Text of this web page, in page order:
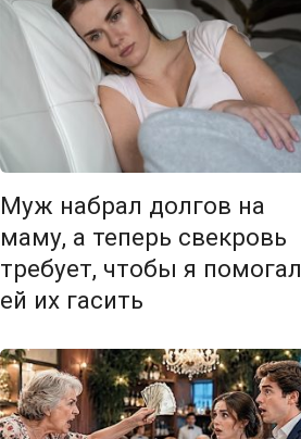
Муж набрал долгов на
маму, а теперь свекровь
требует, чтобы я
ей их гасить